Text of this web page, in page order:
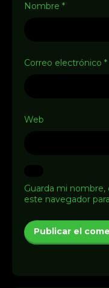
Nombre *
Correo electrónico *
Web
Guarda mi
este navegador